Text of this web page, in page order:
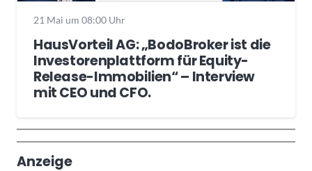
21 Mai um 08:00 Uhr
HausVorteil AG: „BodoBroker ist die
Investorenplattform für Equity-
Release-Immobilien“ – Interview
mit CEO und CFO.
Wochenrückblick
Trendthemen
Anzeige